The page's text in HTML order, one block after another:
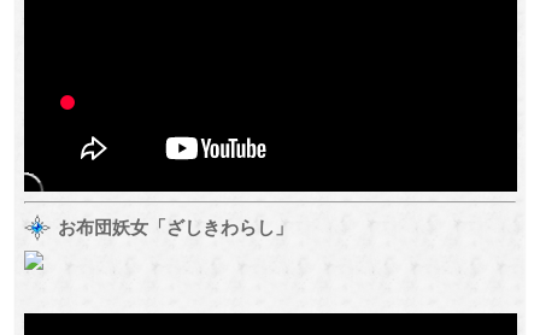
お布団妖女「ざしきわらし」